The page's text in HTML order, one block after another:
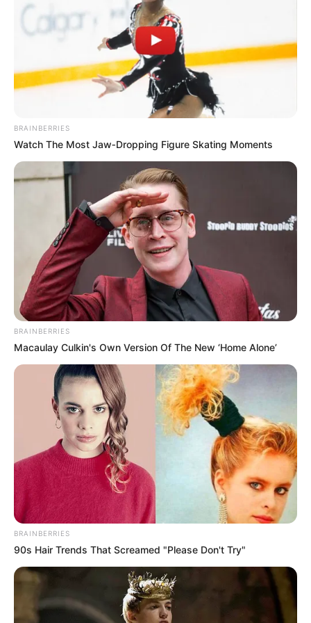
donde serán dos profesionales de salud de este centro
asistencial los primeros vacunados.
COMPARTIR
ALERTA BOGOTÁ EN GOOGLE NEWS
TEMAS RELACIONADOS
ALCALDE ENCARGADO DE BUCARAMANGA
JUAN CARLOS CÁRDENAS
MANTÉNGASE EN ALERTA
Tenemos todas las noticias que le
interesan. Para estar bien informado, por
favor, active las notificaciones de Alerta.
ACTIVAR AHORA
TEMAS DESTACADOS
CIERRES VIALES EN BUCARAMANGA
TRANSVERSAL DEL CARARE
FLORIDABLANCA
LLUVIAS EN SANTANDER
CIERRES VIALES EN SANTANDER
BRAINBERRIES
Watch The Most Jaw‑Dropping Figure Skating Moments
BRAINBERRIES
Macaulay Culkin's Own Version Of The New ‘Home Alone’
BRAINBERRIES
90s Hair Trends That Screamed "Please Don't Try"